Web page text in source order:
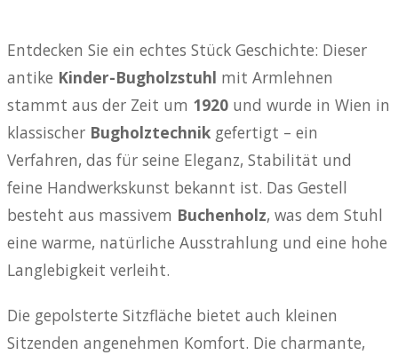
Entdecken Sie ein echtes Stück Geschichte: Dieser
antike Kinder-Bugholzstuhl mit Armlehnen
stammt aus der Zeit um 1920 und wurde in Wien in
klassischer Bugholztechnik gefertigt – ein
Verfahren, das für seine Eleganz, Stabilität und
feine Handwerkskunst bekannt ist. Das Gestell
besteht aus massivem Buchenholz, was dem Stuhl
eine warme, natürliche Ausstrahlung und eine hohe
Langlebigkeit verleiht.
Die gepolsterte Sitzfläche bietet auch kleinen
Sitzenden angenehmen Komfort. Die charmante,